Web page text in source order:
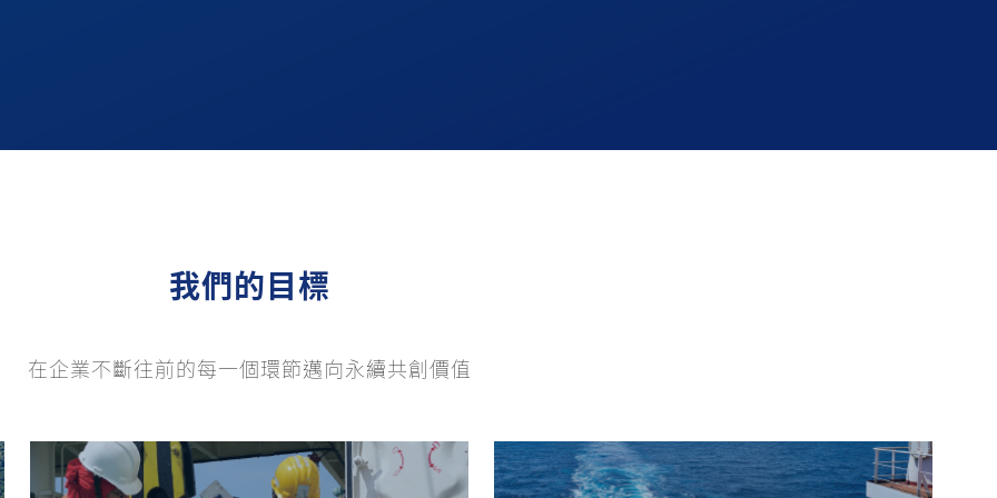
我們的目標
在企業不斷往前的每一個環節邁向永續共創價值